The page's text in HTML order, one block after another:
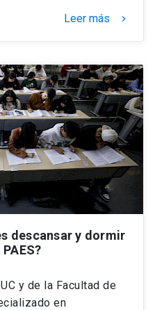
Leer más keyboard_arrow_right
descansar y dormir
y de la Facultad de
en